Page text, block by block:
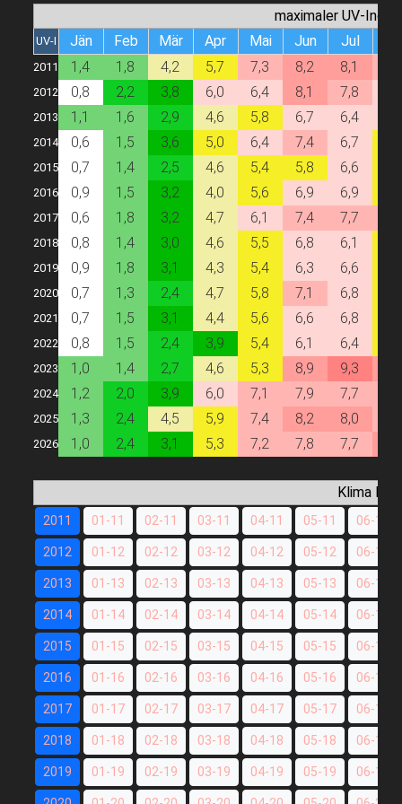
maximaler UV-Index
UV-I Jän Feb Mär Apr Mai Jun Jul
2011 1,4 1,8 4,2 5,7 7,3 8,2 8,1
2012 0,8 2,2 3,8 6,0 6,4 8,1 7,8
2013 1,1 1,6 2,9 4,6 5,8 6,7 6,4
2014 0,6 1,5 3,6 5,0 6,4 7,4 6,7
2015 0,7 1,4 2,5 4,6 5,4 5,8 6,6
2016 0,9 1,5 3,2 4,0 5,6 6,9 6,9
2017 0,6 1,8 3,2 4,7 6,1 7,4 7,7
2018 0,8 1,4 3,0 4,6 5,5 6,8 6,1
2019 0,9 1,8 3,1 4,3 5,4 6,3 6,6
2020 0,7 1,3 2,4 4,7 5,8 7,1 6,8
2021 0,7 1,5 3,1 4,4 5,6 6,6 6,8
2022 0,8 1,5 2,4 3,9 5,4 6,1 6,4
2023 1,0 1,4 2,7 4,6 5,3 8,9 9,3
2024 1,2 2,0 3,9 6,0 7,1 7,9 7,7
2025 1,3 2,4 4,5 5,9 7,4 8,2 8,0
2026 1,0 2,4 3,1 5,3 7,2 7,8 7,7
Klima
2011 01-11 02-11 03-11 04-11 05-11 06-11
2012 01-12 02-12 03-12 04-12 05-12 06-12
2013 01-13 02-13 03-13 04-13 05-13 06-13
2014 01-14 02-14 03-14 04-14 05-14 06-14
2015 01-15 02-15 03-15 04-15 05-15 06-15
2016 01-16 02-16 03-16 04-16 05-16 06-16
2017 01-17 02-17 03-17 04-17 05-17 06-17
2018 01-18 02-18 03-18 04-18 05-18 06-18
2019 01-19 02-19 03-19 04-19 05-19 06-19